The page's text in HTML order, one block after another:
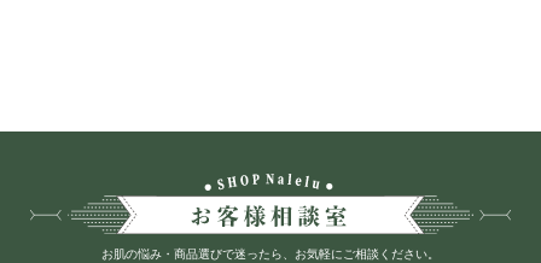
お肌の悩み・商品選びで迷ったら、お気軽にご相談ください。